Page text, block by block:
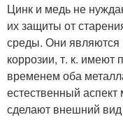
Цинк и медь не
их защиты от
среды. Они
коррозии, т. к.
временем оба
естественный
сделают внешний